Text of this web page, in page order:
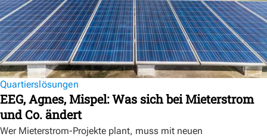
Quartierslösungen
EEG, Agnes, Mispel: Was sich bei Mieterstrom
und Co. ändert
Wer Mieterstrom-Projekte plant, muss mit neuen